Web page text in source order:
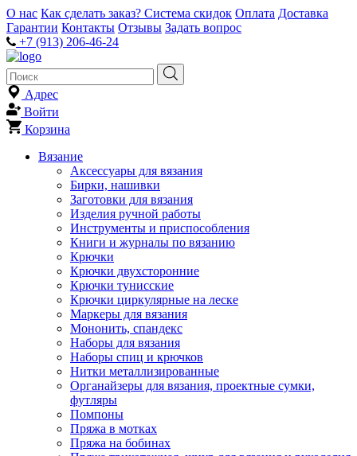
О нас Как сделать заказ? Система скидок Оплата Доставка
Гарантии Контакты Отзывы Задать вопрос
+7 (913) 206-46-24
Адрес
Войти
Корзина
Вязание
Аксессуары для вязания
Бирки, нашивки
Заготовки для вязания
Изделия ручной работы
Инструменты и приспособления
Книги и журналы по вязанию
Крючки
Крючки двухсторонние
Крючки тунисские
Крючки циркулярные на леске
Маркеры для вязания
Мононить, спандекс
Наборы для вязания
Наборы спиц и крючков
Нитки металлизированные
Органайзеры для вязания, проектные сумки,
футляры
Помпоны
Пряжа в мотках
Пряжа на бобинах